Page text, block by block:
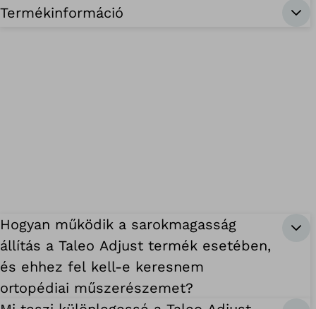
Termékinformáció
Hogyan működik a sarokmagasság
állítás a Taleo Adjust termék esetében,
és ehhez fel kell-e keresnem
ortopédiai műszerészemet?